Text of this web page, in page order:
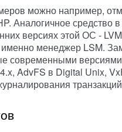
можно например,
Аналогичное средство
версиях этой ОС -
именно менеджер LSM.
современными
AdvFS в Digital Unix,